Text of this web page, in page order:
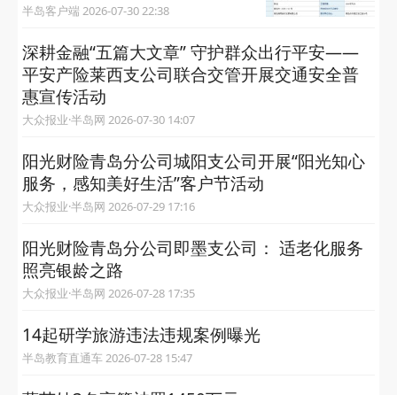
半岛客户端 2026-07-30 22:38
深耕金融“五篇大文章” 守护群众出行平安——
平安产险莱西支公司联合交管开展交通安全普
惠宣传活动
大众报业·半岛网 2026-07-30 14:07
阳光财险青岛分公司城阳支公司开展“阳光知心
服务，感知美好生活”客户节活动
大众报业·半岛网 2026-07-29 17:16
阳光财险青岛分公司即墨支公司： 适老化服务
照亮银龄之路
大众报业·半岛网 2026-07-28 17:35
14起研学旅游违法违规案例曝光
半岛教育直通车 2026-07-28 15:47